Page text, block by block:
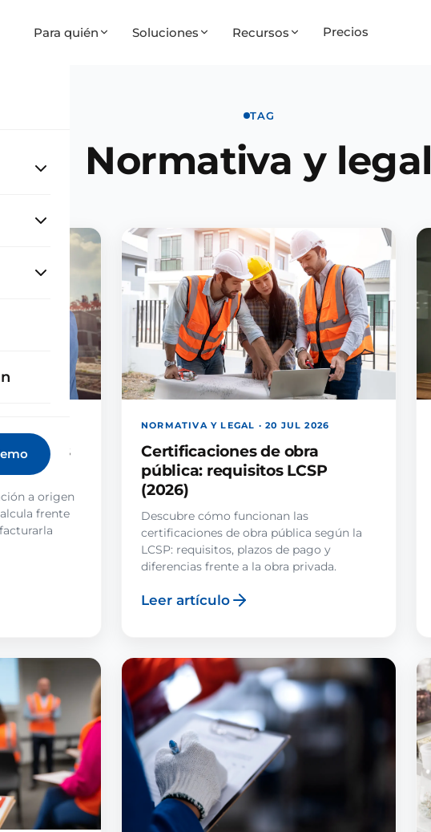
Para quién Soluciones Recursos Precios
TAG
Normativa y legal
qué es
a origen
frente
NORMATIVA Y LEGAL · 20 JUL 2026
Certificaciones de obra
pública: requisitos LCSP
(2026)
Descubre cómo funcionan las
certificaciones de obra pública según la
LCSP: requisitos, plazos de pago y
diferencias frente a la obra privada.
Leer artículo